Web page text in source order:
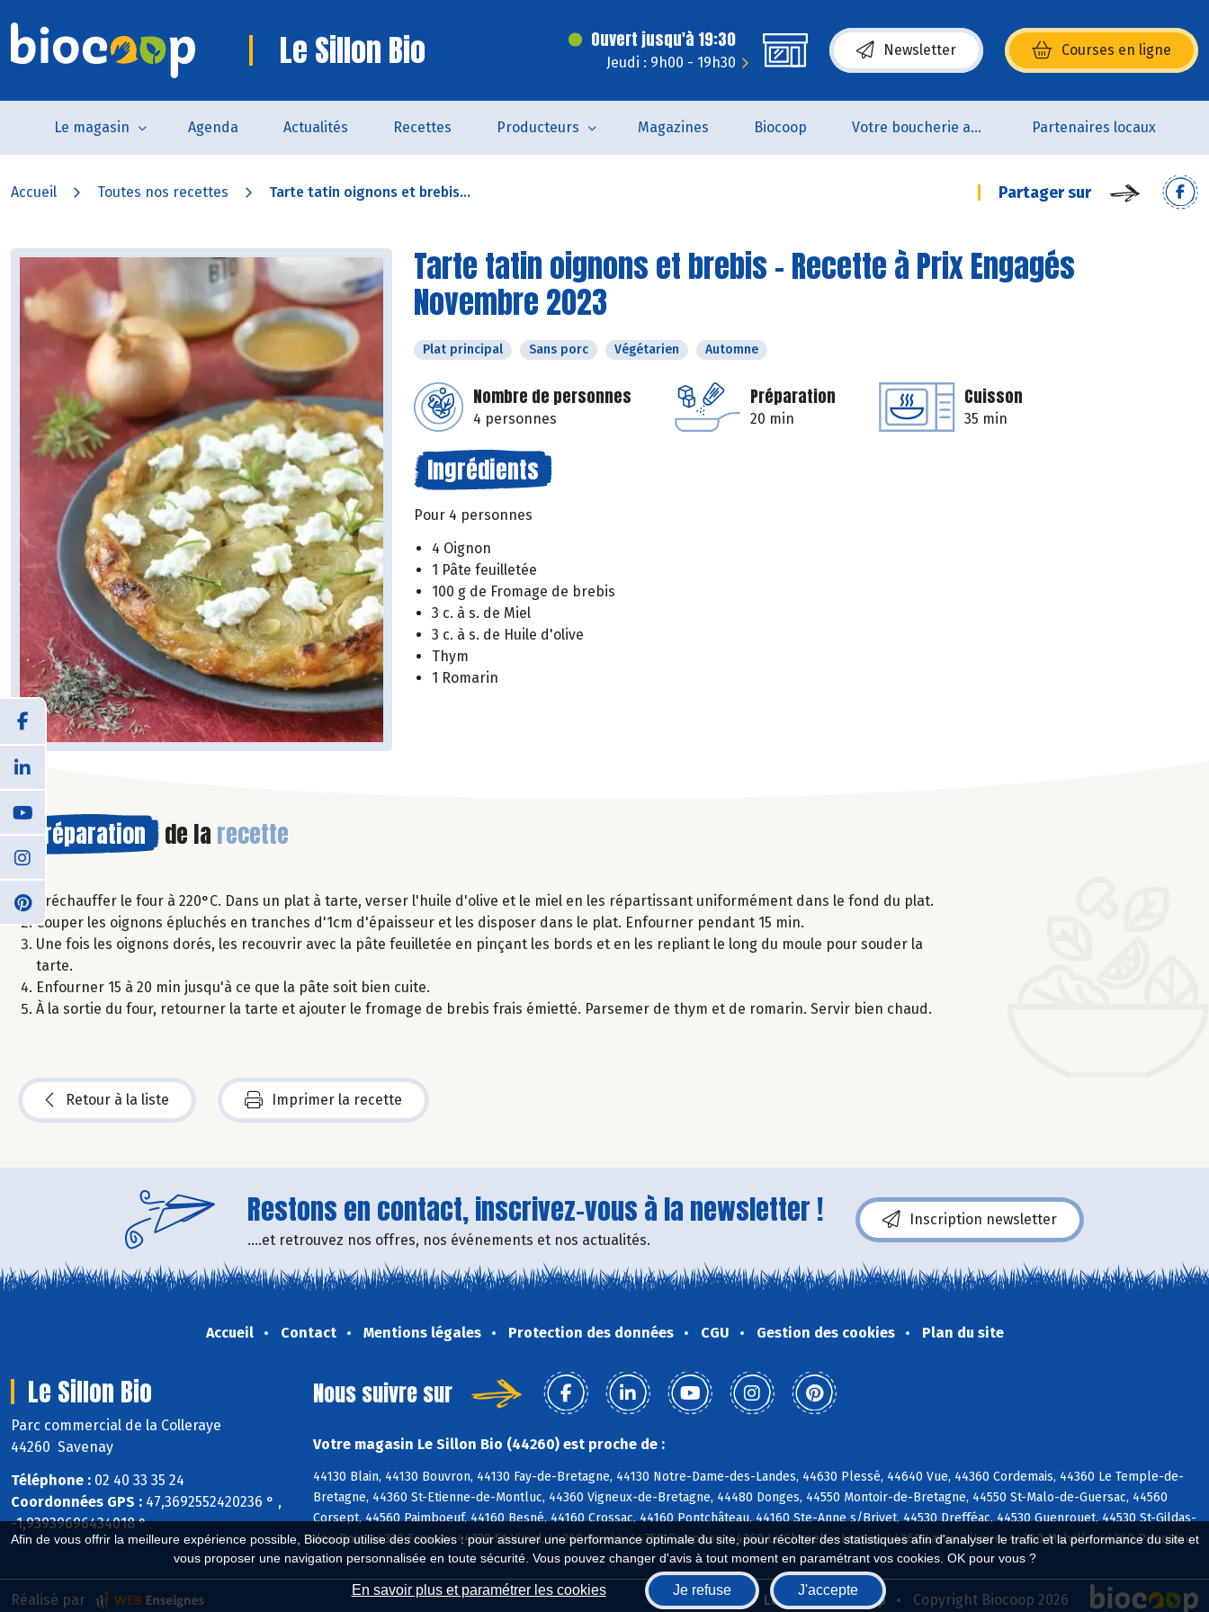
Afin de vous offrir la meilleure expérience possible, Biocoop utilise des cookies : pour assurer une performance optimale du site, pour récolter des statistiques afin d'analyser le trafic et la performance du site et
vous proposer une navigation personnalisée en toute sécurité. Vous pouvez changer d'avis à tout moment en paramétrant vos cookies. OK pour vous ?
En savoir plus et paramétrer les cookies Je refuse J'accepte
Le Sillon Bio Ouvert jusqu'à 19:30
Jeudi : 9h00 - 19h30
Newsletter Courses en ligne
(s’ouvre dans une nouvelle fenêtre)
Le magasin Agenda Actualités Recettes Producteurs Magazines Biocoop Votre boucherie artisanale 100% bio et Origine France Partenaires locaux
Accueil Toutes nos recettes Tarte tatin oignons et brebis... Partager sur
Tarte tatin oignons et brebis - Recette à Prix Engagés
Novembre 2023
Plat principal Sans porc Végétarien Automne
Nombre de personnes
4 personnes
Préparation
20 min
Cuisson
35 min
Ingrédients
Pour 4 personnes
4 Oignon
1 Pâte feuilletée
100 g de Fromage de brebis
3 c. à s. de Miel
3 c. à s. de Huile d'olive
Thym
1 Romarin
Préparation de la recette
Préchauffer le four à 220°C. Dans un plat à tarte, verser l'huile d'olive et le miel en les répartissant uniformément dans le fond du plat.
Couper les oignons épluchés en tranches d'1cm d'épaisseur et les disposer dans le plat. Enfourner pendant 15 min.
Une fois les oignons dorés, les recouvrir avec la pâte feuilletée en pinçant les bords et en les repliant le long du moule pour souder la
tarte.
Enfourner 15 à 20 min jusqu'à ce que la pâte soit bien cuite.
À la sortie du four, retourner la tarte et ajouter le fromage de brebis frais émietté. Parsemer de thym et de romarin. Servir bien chaud.
Retour à la liste Imprimer la recette
Restons en contact, inscrivez-vous à la newsletter !
....et retrouvez nos offres, nos événements et nos actualités.
Inscription newsletter
Accueil Contact Mentions légales Protection des données CGU Gestion des cookies Plan du site
Le Sillon Bio
Parc commercial de la Colleraye
44260 Savenay
Téléphone : 02 40 33 35 24
Coordonnées GPS : 47,3692552420236 ° ,
-1,93939696434018 °
Nous suivre sur
Votre magasin Le Sillon Bio (44260) est proche de :
44130 Blain, 44130 Bouvron, 44130 Fay-de-Bretagne, 44130 Notre-Dame-des-Landes, 44630 Plessé, 44640 Vue, 44360 Cordemais, 44360 Le Temple-de-
Bretagne, 44360 St-Etienne-de-Montluc, 44360 Vigneux-de-Bretagne, 44480 Donges, 44550 Montoir-de-Bretagne, 44550 St-Malo-de-Guersac, 44560
Corsept, 44560 Paimboeuf, 44160 Besné, 44160 Crossac, 44160 Pontchâteau, 44160 Ste-Anne s/Brivet, 44530 Drefféac, 44530 Guenrouet, 44530 St-Gildas-
des-Bois, 44320 Frossay, 44320 St-Viaud, 44260 Bouée, 44750 Campbon, 44260 La Chapelle-Launay, 44260 Lavau s/Loire, 44260 Malville, 44260 Prinquiau
Biocoop.fr Le réseau Biocoop Copyright Biocoop 2026
Réalisé par